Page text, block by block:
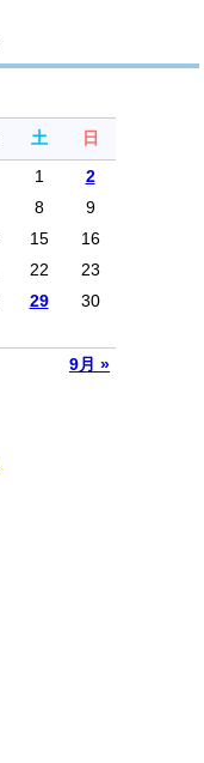
土 日
9月 »
1
2
8
9
15
16
22
23
29
30